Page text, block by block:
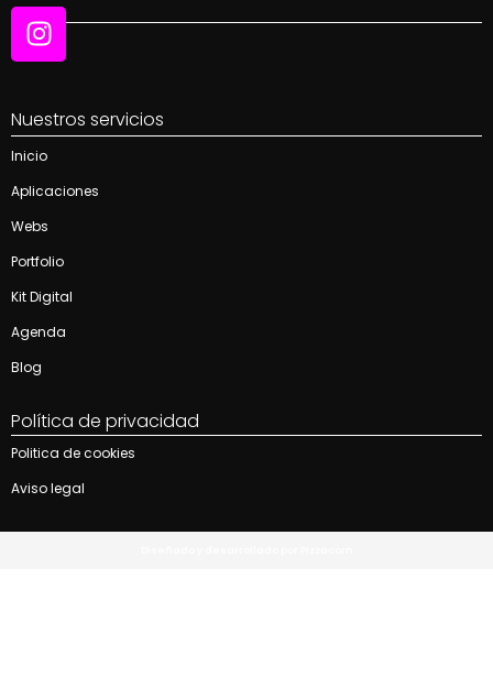
Social
Nuestros servicios
Inicio
Aplicaciones
Webs
Portfolio
Kit Digital
Agenda
Blog
Política de privacidad
Politica de cookies
Aviso legal